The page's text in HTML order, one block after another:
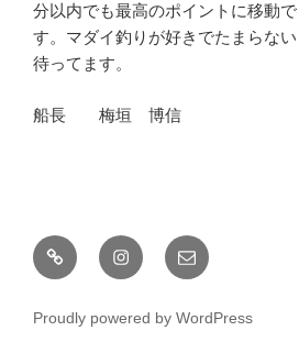
分以内でも最高のポイントに移動
す。マダイ釣りが好きでたまらな
待ってます。
船長 梅垣 博信
釣
果
Instagramメ
ー
Proudly powered by WordPress